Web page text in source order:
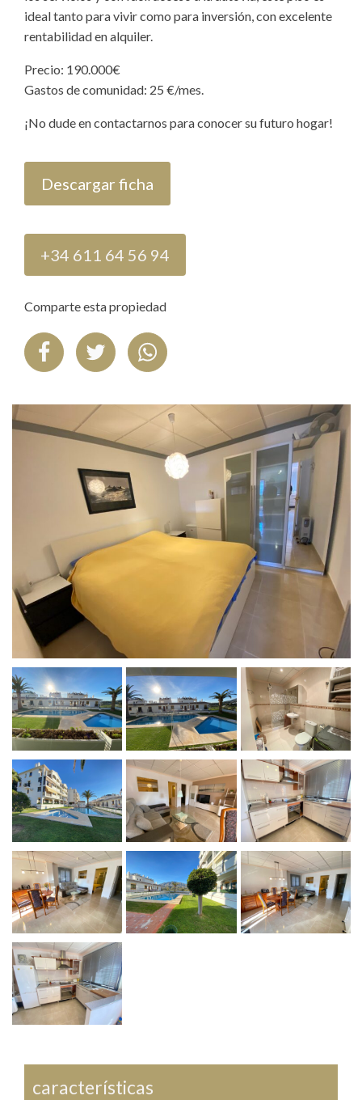
características
ideal tanto para vivir como para inversión, con excelente
rentabilidad en alquiler.
Precio: 190.000€
Gastos de comunidad: 25 €/mes.
¡No dude en contactarnos para conocer su futuro hogar!
Descargar ficha
+34 611 64 56 94
Comparte esta propiedad